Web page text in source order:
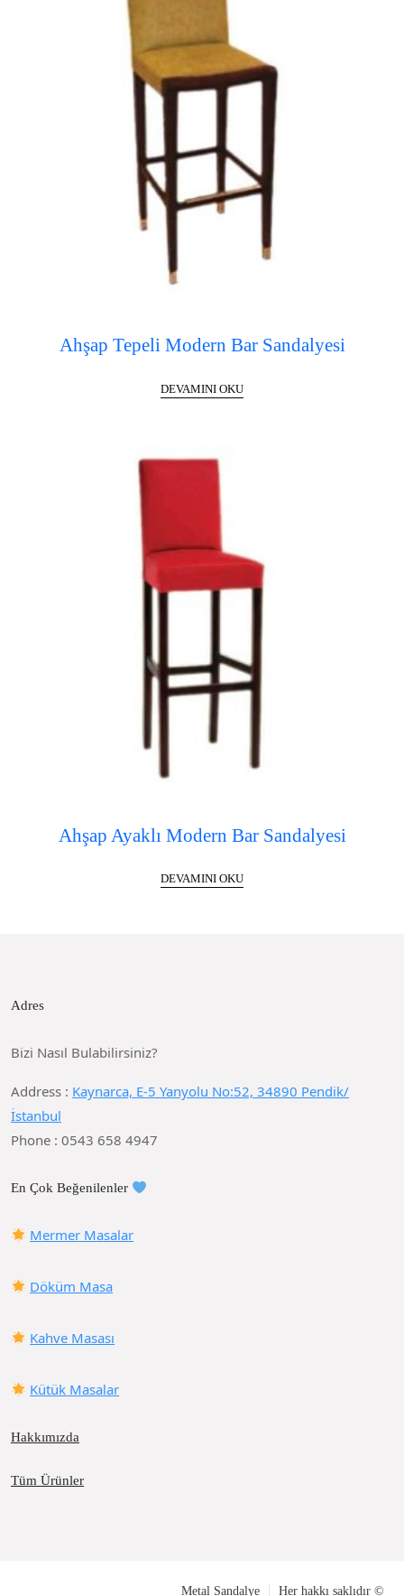
Ahşap Tepeli Modern Bar Sandalyesi
DEVAMINI OKU
Ahşap Ayaklı Modern Bar Sandalyesi
DEVAMINI OKU
Adres
Bizi Nasıl Bulabilirsiniz?
Address : Kaynarca, E-5 Yanyolu No:52, 34890 Pendik/
İstanbul
Phone : 0543 658 4947
En Çok Beğenilenler
Mermer Masalar
Döküm Masa
Kahve Masası
Kütük Masalar
Hakkımızda
Tüm Ürünler
Metal Sandalye Her hakkı saklıdır ©